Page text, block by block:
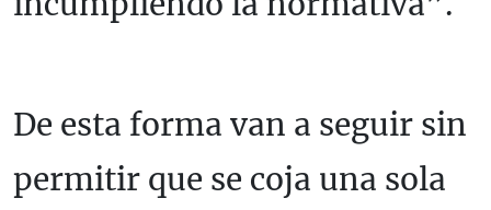
De esta forma van a seguir sin
permitir que se coja una sola